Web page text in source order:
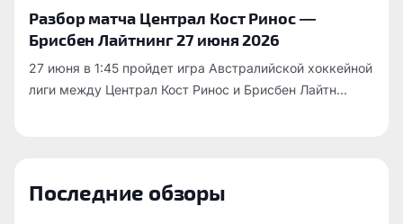
Разбор матча Централ Кост Ринос —
Брисбен Лайтнинг 27 июня 2026
27 июня в 1:45 пройдет игра Австралийской хоккейной
лиги между Централ Кост Ринос и Брисбен Лайтн...
Последние обзоры